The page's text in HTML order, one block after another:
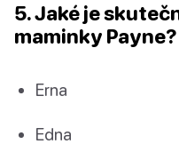
5. Jaké je
maminky Payne?
Erna
Edna